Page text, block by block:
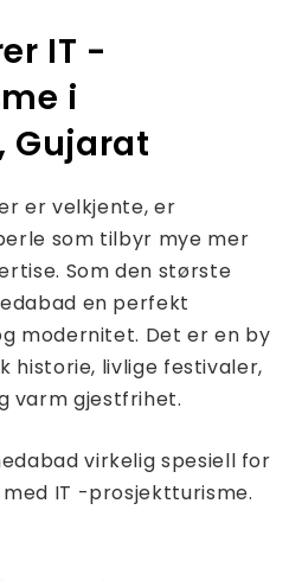
IT -
i
Gujarat
er velkjente, er
som tilbyr mye mer
Som den største
en perfekt
modernitet. Det er en by
historie, livlige festivaler,
varm gjestfrihet.
virkelig spesiell for
IT -prosjektturisme.